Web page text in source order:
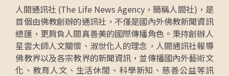
人間通訊社 (The Life News Agency，簡稱人間社)，是
首個由佛教創辦的通訊社，不僅是國內外佛教新聞資訊
總匯，更肩負人間真善美的國際傳播角色。秉持創辦人
星雲大師人文關懷、淑世化人的理念，人間通訊社報導
佛教界以及各宗教界的新聞資訊，並傳播國內外藝術文
化、教育人文、生活休閒、科學新知、慈善公益等訊